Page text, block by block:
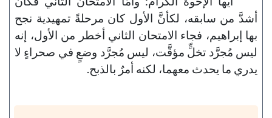
أشدَّ من سابقه، لكأنَّ الأول كان مرحلةً تمهيدية نجح
بها إبراهيم، فجاء الامتحان الثاني أخطر من الأول، إنه
ليس مُجرَّد تخلٍّ مؤقَّت، ليس مُجرَّد وضعٍ في صحراءٍ لا
يدري ما يحدث معهما، لكنه أمرٌ بالذبح.